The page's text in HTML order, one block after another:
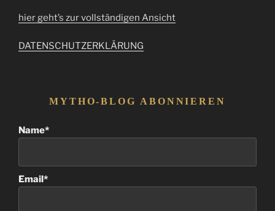
hier geht’s zur vollständigen Ansicht
DATENSCHUTZERKLÄRUNG
MYTHO-BLOG ABONNIEREN
Name*
Email*